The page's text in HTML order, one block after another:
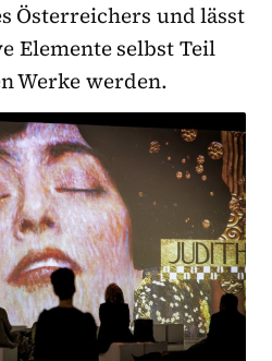
Österreichers und lässt
Elemente selbst Teil
Werke werden.